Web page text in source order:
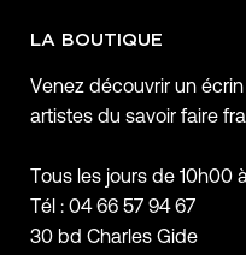
LA BOUTIQUE
Venez découvrir un
artistes du savoir faire
Tous les jours de 10h00
Tél : 04 66 57 94 67
30 bd Charles Gide